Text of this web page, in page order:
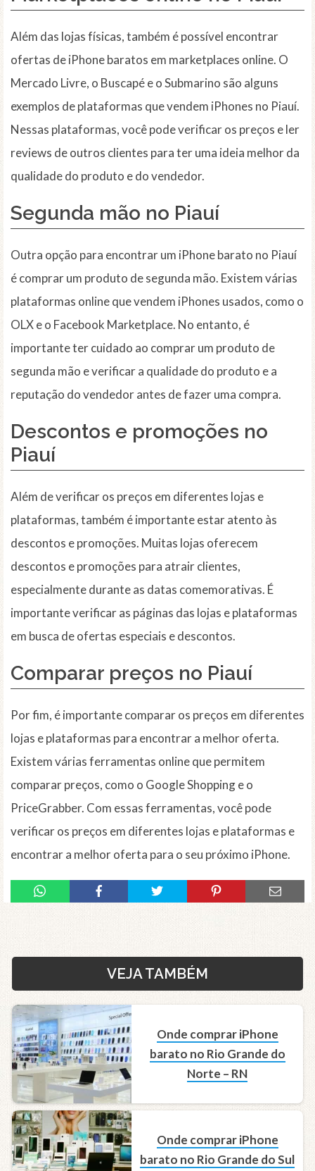
Além das lojas físicas, também é possível encontrar
ofertas de iPhone baratos em marketplaces online. O
Mercado Livre, o Buscapé e o Submarino são alguns
exemplos de plataformas que vendem iPhones no Piauí.
Nessas plataformas, você pode verificar os preços e ler
reviews de outros clientes para ter uma ideia melhor da
qualidade do produto e do vendedor.
Segunda mão no Piauí
Outra opção para encontrar um iPhone barato no Piauí
é comprar um produto de segunda mão. Existem várias
plataformas online que vendem iPhones usados, como o
OLX e o Facebook Marketplace. No entanto, é
importante ter cuidado ao comprar um produto de
segunda mão e verificar a qualidade do produto e a
reputação do vendedor antes de fazer uma compra.
Descontos e promoções no
Piauí
Além de verificar os preços em diferentes lojas e
plataformas, também é importante estar atento às
descontos e promoções. Muitas lojas oferecem
descontos e promoções para atrair clientes,
especialmente durante as datas comemorativas. É
importante verificar as páginas das lojas e plataformas
em busca de ofertas especiais e descontos.
Comparar preços no Piauí
Por fim, é importante comparar os preços em diferentes
lojas e plataformas para encontrar a melhor oferta.
Existem várias ferramentas online que permitem
comparar preços, como o Google Shopping e o
PriceGrabber. Com essas ferramentas, você pode
verificar os preços em diferentes lojas e plataformas e
encontrar a melhor oferta para o seu próximo iPhone.
VEJA TAMBÉM
Onde comprar iPhone
barato no Rio Grande do
Norte – RN
Onde comprar iPhone
barato no Rio Grande do Sul